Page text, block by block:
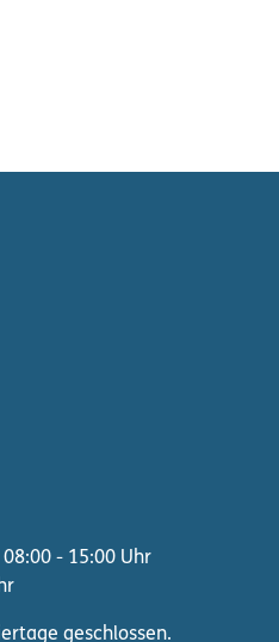
- 15:00 Uhr
geschlossen.